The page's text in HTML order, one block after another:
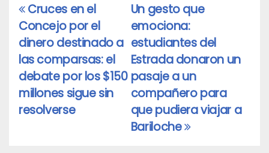
Navegación
de
entradas
Un gesto que
emociona:
estudiantes del
Estrada donaron un
pasaje a un
compañero para
que pudiera viajar a
Bariloche
Cruces en el
Concejo por el
dinero destinado a
las comparsas: el
debate por los $150
millones sigue sin
resolverse